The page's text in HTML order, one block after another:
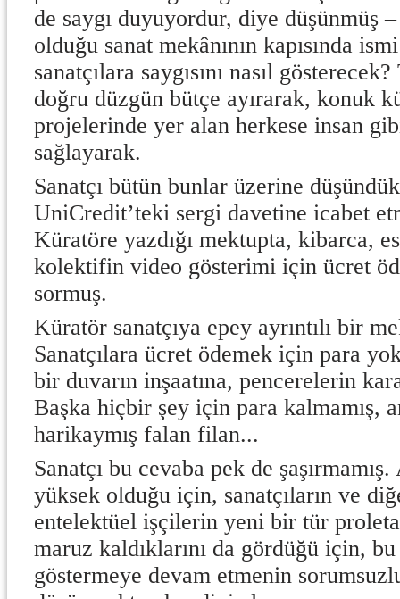
de saygı duyuyordur, diye düşünmüş
olduğu sanat mekânının kapısında
sanatçılara saygısını nasıl
doğru düzgün bütçe ayırarak, konuk
projelerinde yer alan herkese insan
sağlayarak.
Sanatçı bütün bunlar üzerine
UniCredit’teki sergi davetine icabet
Küratöre yazdığı mektupta, kibarca,
kolektifin video gösterimi için ücret
sormuş.
Küratör sanatçıya epey ayrıntılı bir
Sanatçılara ücret ödemek için para
bir duvarın inşaatına, pencerelerin
Başka hiçbir şey için para kalmamış,
harikaymış falan filan...
Sanatçı bu cevaba pek de
yüksek olduğu için, sanatçıların ve
entelektüel işçilerin yeni bir tür
maruz kaldıklarını da gördüğü için,
göstermeye devam etmenin